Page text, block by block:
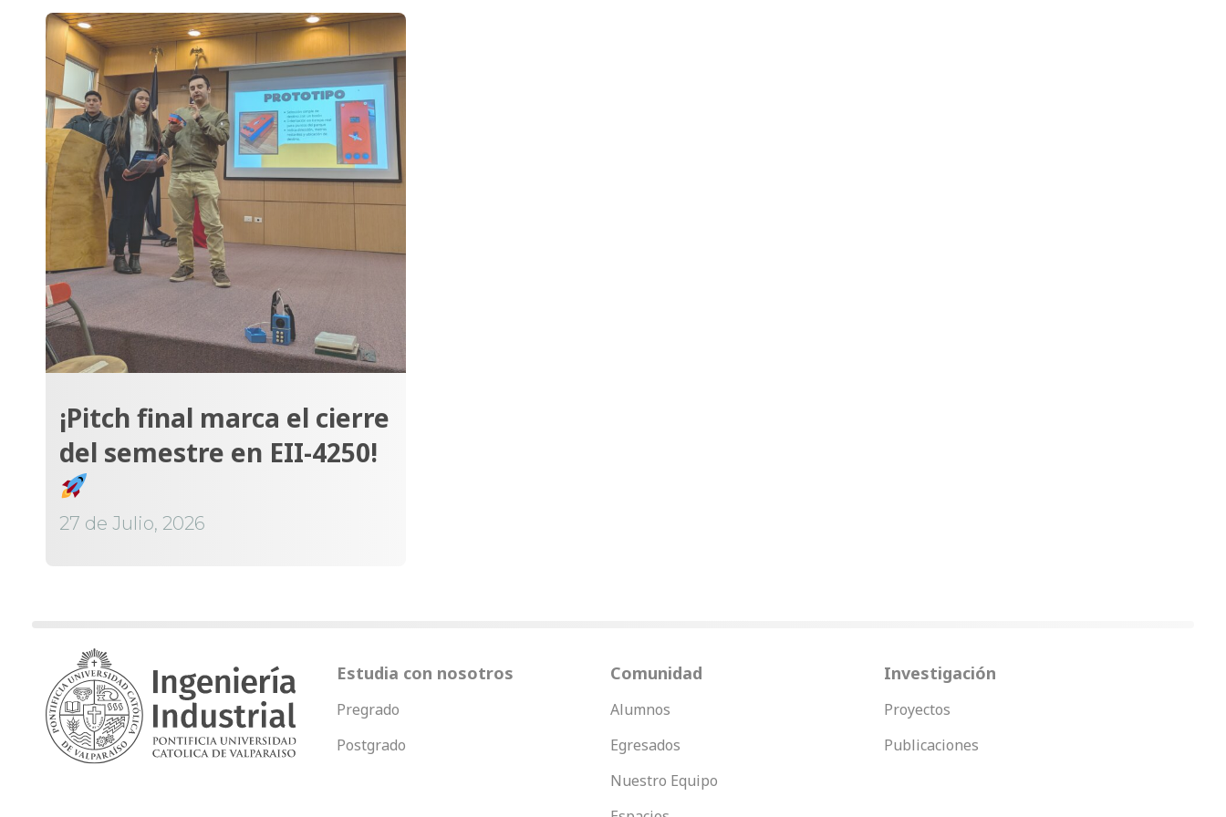
¡Pitch final marca el cierre
del semestre en EII-4250!
27 de Julio, 2026
Estudia con nosotros
Pregrado
Postgrado
Comunidad
Alumnos
Egresados
Nuestro Equipo
Investigación
Proyectos
Publicaciones